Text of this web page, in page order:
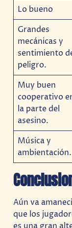
Lo bueno
Grandes
mecánicas y
sentimiento
peligro.
Muy buen
cooperativo
la parte del
asesino.
Música y
ambientación.
Aún va
que los